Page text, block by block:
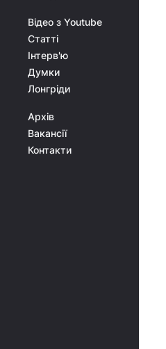
Відео з Youtube
Статті
Інтерв'ю
Думки
Лонгріди
Архів
Вакансії
Контакти